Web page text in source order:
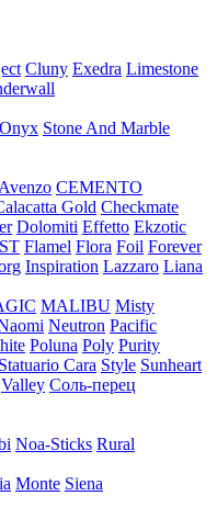
Cluny Exedra Limestone
Onyx Stone And Marble
Avenzo CEMENTO
Gold Checkmate
Dolomiti Effetto Ekzotic
Flamel Flora Foil Forever
Inspiration Lazzaro Liana
MALIBU Misty
Neutron Pacific
Poluna Poly Purity
Statuario Cara Style Sunheart
Valley Соль-перец
Noa-Sticks Rural
Monte Siena